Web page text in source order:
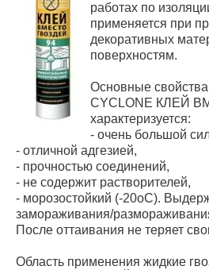
работах по
применяется при
декоративных
поверхностям.
Основные
CYCLONE КЛЕЙ
характеризуется:
- очень большой
- отличной адгезией,
- прочностью соединений,
- не содержит растворителей,
- морозостойкий (-20оС).
замораживания/
После оттаивания не теряет
Область применения жидкие